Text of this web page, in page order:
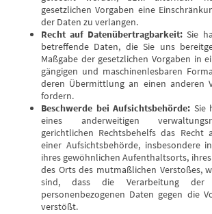
gesetzlichen Vorgaben eine
der Daten zu verlangen.
Recht auf Datenübertragbarkeit: Sie
betreffende Daten, die Sie uns
Maßgabe der gesetzlichen Vorgaben in
gängigen und maschinenlesbaren
deren Übermittlung an einen anderen
fordern.
Beschwerde bei Aufsichtsbehörde: Sie
eines anderweitigen
gerichtlichen Rechtsbehelfs das Recht
einer Aufsichtsbehörde, insbesondere
ihres gewöhnlichen Aufenthaltsorts,
des Orts des mutmaßlichen Verstoßes,
sind, dass die Verarbeitung der
personenbezogenen Daten gegen die
verstößt.